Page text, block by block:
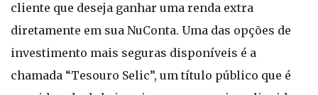
cliente que deseja ganhar uma renda extra
diretamente em sua NuConta. Uma das opções de
investimento mais seguras disponíveis é a
chamada “Tesouro Selic”, um título público que é